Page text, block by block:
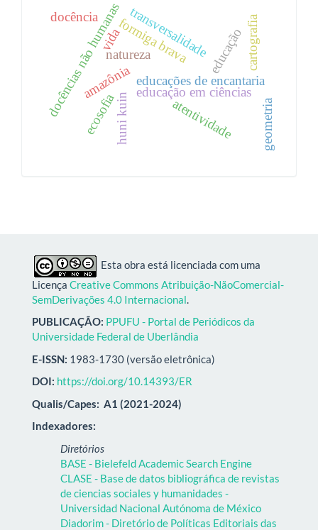
formiga brava
amazônia educações de encantaria
docências não humanas educação
docência
vida
educação em ciências
ecosofia
transversalidade cartografia
huni kuin atentividade
natureza
geometria
Esta obra está licenciada com uma
Licença Creative Commons Atribuição-NãoComercial-
SemDerivações 4.0 Internacional.
PUBLICAÇÃO: PPUFU - Portal de Periódicos da
Universidade Federal de Uberlândia
E-ISSN: 1983-1730 (versão eletrônica)
DOI: https://doi.org/10.14393/ER
Qualis/Capes: A1 (2021-2024)
Indexadores:
Diretórios
BASE - Bielefeld Academic Search Engine
CLASE - Base de datos bibliográfica de revistas
de ciencias sociales y humanidades -
Universidad Nacional Autónoma de México
Diadorim - Diretório de Políticas Editoriais das